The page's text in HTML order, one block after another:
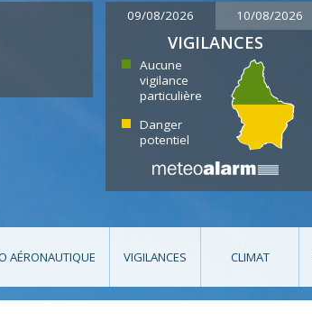
09/08/2026 10/08/2026
VIGILANCES
Aucune
vigilance
particulière
Danger
potentiel
AÉRONAUTIQUE VIGILANCES CLIMAT